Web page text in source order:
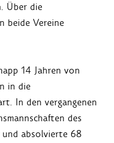
Über die
beide Vereine
14 Jahren von
in die
In den vergangenen
des
absolvierte 68